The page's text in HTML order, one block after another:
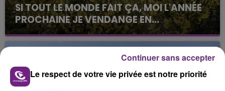
SI TOUT LE MONDE FAIT ÇA, MOI L'ANNÉE
PROCHAINE JE VENDANGE EN...
La vendange en Champagne a débuté ce jeudi 6
août dans la commune de Montgueux (Aube). Du
Le respect de votre vie privée est notre priorité
Continuer sans accepter